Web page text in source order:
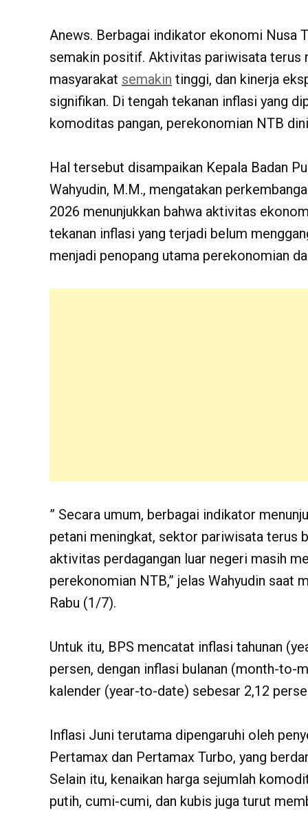
Anews. Berbagai indikator ekonomi Nusa
semakin positif. Aktivitas pariwisata terus
masyarakat semakin tinggi, dan kinerja
signifikan. Di tengah tekanan inflasi yang
komoditas pangan, perekonomian NTB
Hal tersebut disampaikan Kepala Badan
Wahyudin, M.M., mengatakan
2026 menunjukkan bahwa aktivitas
tekanan inflasi yang terjadi belum
menjadi penopang utama perekonomian
” Secara umum, berbagai indikator
petani meningkat, sektor pariwisata terus
aktivitas perdagangan luar negeri masih
perekonomian NTB,” jelas Wahyudin saat
Rabu (1/7).
Untuk itu, BPS mencatat inflasi tahunan
persen, dengan inflasi bulanan (month-to-
kalender (year-to-date) sebesar 2,12
Inflasi Juni terutama dipengaruhi oleh
Pertamax dan Pertamax Turbo, yang
Selain itu, kenaikan harga sejumlah
putih, cumi-cumi, dan kubis juga turut